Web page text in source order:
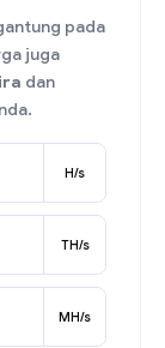
pada
juga
dan
H/s
TH/s
MH/s